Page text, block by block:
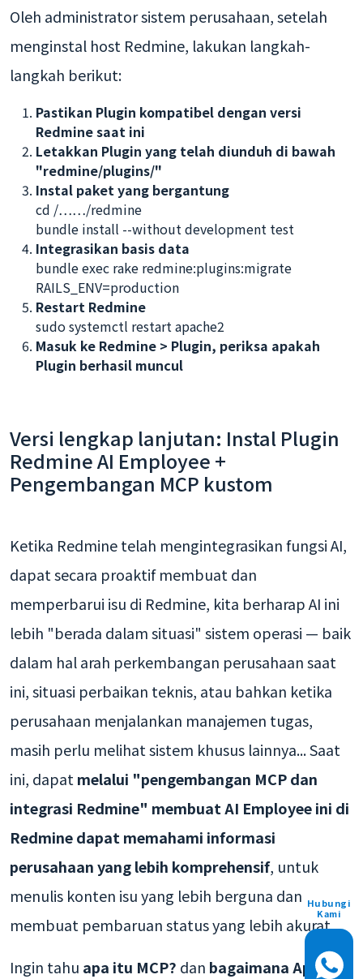
Oleh administrator sistem perusahaan, setelah
menginstal host Redmine, lakukan langkah-
langkah berikut:
Pastikan Plugin kompatibel dengan versi
Redmine saat ini
Letakkan Plugin yang telah diunduh di bawah
"redmine/plugins/"
Instal paket yang bergantung
cd /……/redmine
bundle install --without development test
Integrasikan basis data
bundle exec rake redmine:plugins:migrate
RAILS_ENV=production
Restart Redmine
sudo systemctl restart apache2
Masuk ke Redmine > Plugin, periksa apakah
Plugin berhasil muncul
Versi lengkap lanjutan: Instal Plugin
Redmine AI Employee +
Pengembangan MCP kustom
Ketika Redmine telah mengintegrasikan fungsi AI,
dapat secara proaktif membuat dan
memperbarui isu di Redmine, kita berharap AI ini
lebih "berada dalam situasi" sistem operasi — baik
dalam hal arah perkembangan perusahaan saat
ini, situasi perbaikan teknis, atau bahkan ketika
perusahaan menjalankan manajemen tugas,
masih perlu melihat sistem khusus lainnya... Saat
ini, dapat melalui "pengembangan MCP dan
integrasi Redmine" membuat AI Employee ini di
Redmine dapat memahami informasi
perusahaan yang lebih komprehensif, untuk
menulis konten isu yang lebih berguna dan
membuat pembaruan status yang lebih akurat.
Ingin tahu apa itu MCP? dan bagaimana Appar
Hubungi
Kami